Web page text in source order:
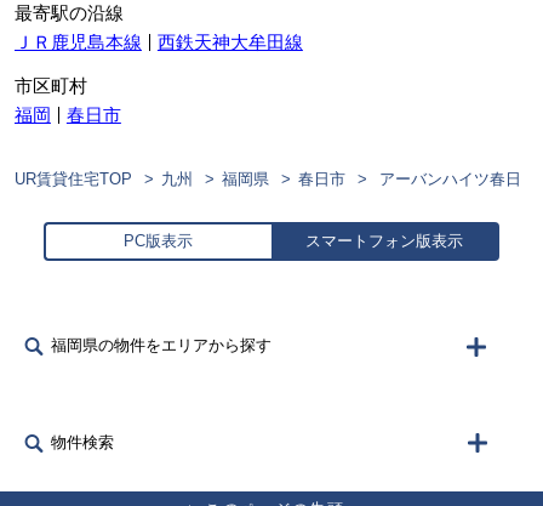
最寄駅の沿線
ＪＲ鹿児島本線
西鉄天神大牟田線
市区町村
福岡
春日市
UR賃貸住宅TOP 九州 福岡県 春日市 アーバンハイツ春日
PC版表示 スマートフォン版表示
福岡県の物件をエリアから探す
物件検索